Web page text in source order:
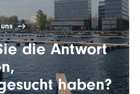
die Antwort
haben?